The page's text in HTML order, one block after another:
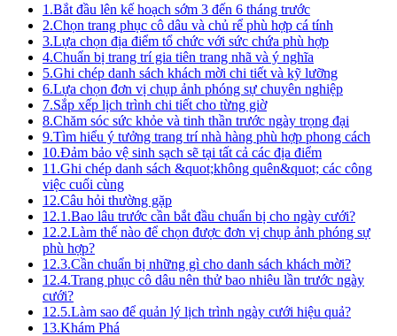
1.Bắt đầu lên kế hoạch sớm 3 đến 6 tháng trước
2.Chọn trang phục cô dâu và chủ rể phù hợp cá tính
3.Lựa chọn địa điểm tổ chức với sức chứa phù hợp
4.Chuẩn bị trang trí gia tiên trang nhã và ý nghĩa
5.Ghi chép danh sách khách mời chi tiết và kỹ lưỡng
6.Lựa chọn đơn vị chụp ảnh phóng sự chuyên nghiệp
7.Sắp xếp lịch trình chi tiết cho từng giờ
8.Chăm sóc sức khỏe và tinh thần trước ngày trọng đại
9.Tìm hiểu ý tưởng trang trí nhà hàng phù hợp phong cách
10.Đảm bảo vệ sinh sạch sẽ tại tất cả các địa điểm
11.Ghi chép danh sách &quot;không quên&quot; các công
việc cuối cùng
12.Câu hỏi thường gặp
12.1.Bao lâu trước cần bắt đầu chuẩn bị cho ngày cưới?
12.2.Làm thế nào để chọn được đơn vị chụp ảnh phóng sự
phù hợp?
12.3.Cần chuẩn bị những gì cho danh sách khách mời?
12.4.Trang phục cô dâu nên thử bao nhiêu lần trước ngày
cưới?
12.5.Làm sao để quản lý lịch trình ngày cưới hiệu quả?
13.Khám Phá